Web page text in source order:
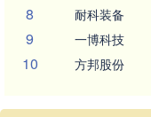
8 耐科装备
9 一博科技
10 方邦股份